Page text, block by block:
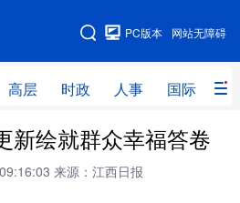
网站无障碍
PC版本
高层 时政 人事 国际 财
网站地图
时政 人事
网评
新绘就群众幸福答卷
来源：江西日报